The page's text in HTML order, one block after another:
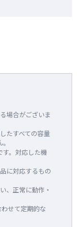
場合がございま
たすべての容量
す。対応した機
に対応するもの
、正常に動作・
せて定期的な